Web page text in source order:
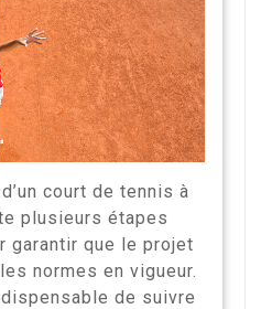
court de tennis à
plusieurs étapes
garantir que le projet
normes en vigueur.
de suivre